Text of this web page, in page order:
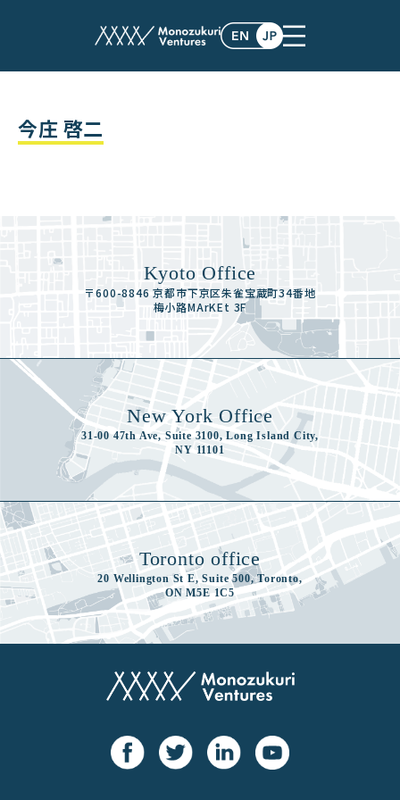
advisor
今庄 啓二
Kyoto Office
〒600-8846 京都市下京区朱雀宝蔵町34番地
梅小路MArKEt 3F
New York Office
31-00 47th Ave, Suite 3100, Long Island City,
NY 11101
Toronto office
20 Wellington St E, Suite 500, Toronto,
ON M5E 1C5